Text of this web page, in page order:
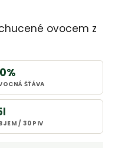
ovocem z
ŠŤÁVA
/ 30 PIV